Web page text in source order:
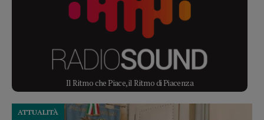
Il Ritmo che Piace, il Ritmo di Piacenza
ATTUALITÀ